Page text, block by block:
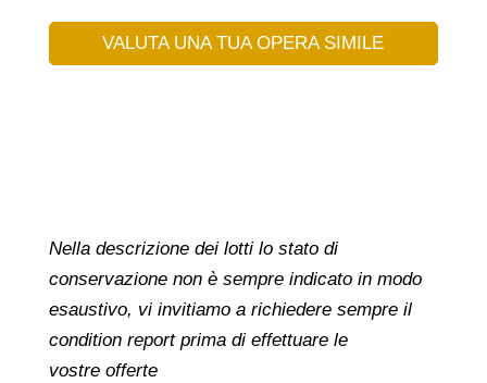
VALUTA UNA TUA OPERA SIMILE
Nella descrizione dei lotti lo stato di
conservazione non è sempre indicato in modo
esaustivo, vi invitiamo a richiedere sempre il
condition report prima di effettuare le
vostre offerte